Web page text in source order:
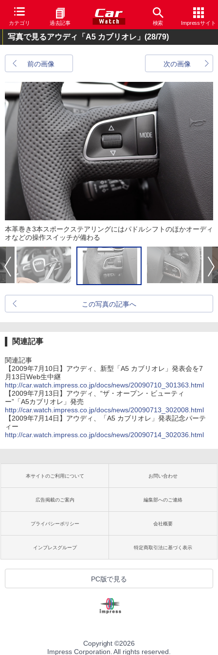
カテゴリ 過去記事 検索 Impressサイト
写真で見るアウディ「A5 カブリオレ」 (28/79)
前の画像 次の画像
本革巻き3本スポークステアリングにはパドルシフトのほかオーディ
オなどの操作スイッチが備わる
この写真の記事へ
関連記事
関連記事
【2009年7月10日】アウディ、新型「A5 カブリオレ」発表会を7
月13日Web生中継
http://car.watch.impress.co.jp/docs/news/20090710_301363.html
【2009年7月13日】アウディ、“ザ・オープン・ビューティ
ー”「A5カブリオレ」発売
http://car.watch.impress.co.jp/docs/news/20090713_302008.html
【2009年7月14日】アウディ、「A5 カブリオレ」発表記念パーテ
ィー
http://car.watch.impress.co.jp/docs/news/20090714_302036.html
本サイトのご利用について お問い合わせ
広告掲載のご案内 編集部へのご連絡
プライバシーポリシー 会社概要
インプレスグループ 特定商取引法に基づく表示
PC版で見る
Copyright ©2026
Impress Corporation. All rights reserved.